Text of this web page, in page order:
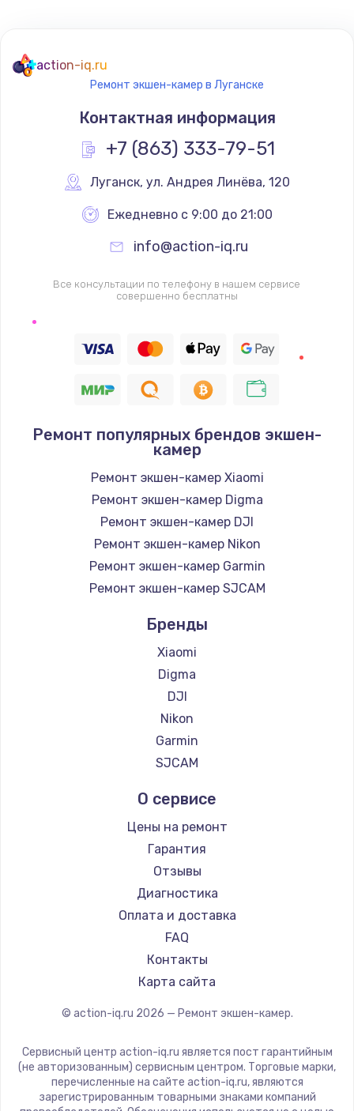
action-iq.ru
Ремонт экшен-камер в Луганске
Контактная информация
+7 (863) 333-79-51
Луганск, ул. Андрея Линёва, 120
Ежедневно с 9:00 до 21:00
info@action-iq.ru
Все консультации по телефону в нашем сервисе
совершенно бесплатны
Ремонт популярных брендов экшен-
камер
Ремонт экшен-камер Xiaomi
Ремонт экшен-камер Digma
Ремонт экшен-камер DJI
Ремонт экшен-камер Nikon
Ремонт экшен-камер Garmin
Ремонт экшен-камер SJCAM
Бренды
Xiaomi
Digma
DJI
Nikon
Garmin
SJCAM
О сервисе
Цены на ремонт
Гарантия
Отзывы
Диагностика
Оплата и доставка
FAQ
Контакты
Карта сайта
© action-iq.ru 2026 — Ремонт экшен-камер.
Сервисный центр action-iq.ru является пост гарантийным
(не авторизованным) сервисным центром. Торговые марки,
перечисленные на сайте action-iq.ru, являются
зарегистрированным товарными знаками компаний